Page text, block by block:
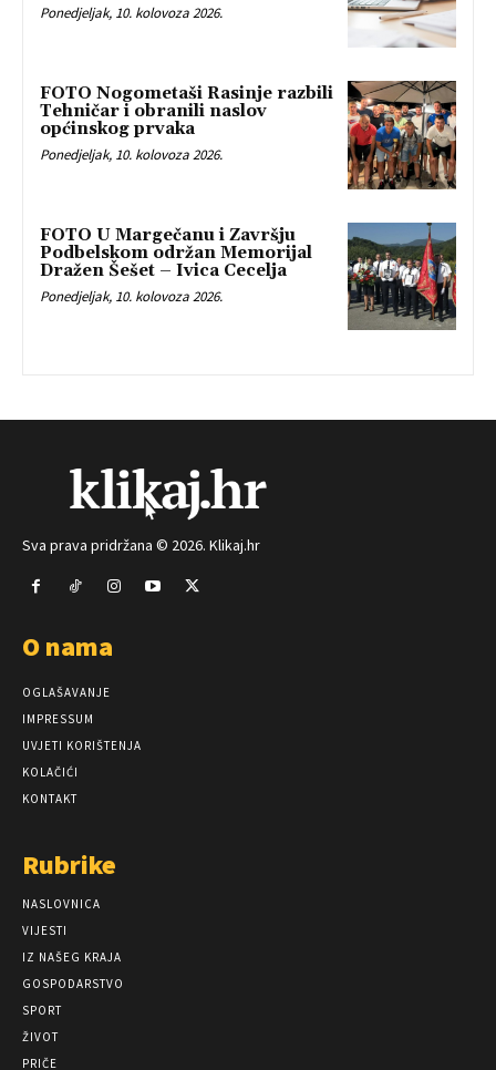
Ponedjeljak, 10. kolovoza 2026.
FOTO Nogometaši Rasinje razbili
Tehničar i obranili naslov
općinskog prvaka
Ponedjeljak, 10. kolovoza 2026.
FOTO U Margečanu i Završju
Podbelskom održan Memorijal
Dražen Šešet – Ivica Cecelja
Ponedjeljak, 10. kolovoza 2026.
Sva prava pridržana © 2026. Klikaj.hr
O nama
OGLAŠAVANJE
IMPRESSUM
UVJETI KORIŠTENJA
KOLAČIĆI
KONTAKT
Rubrike
NASLOVNICA
VIJESTI
IZ NAŠEG KRAJA
GOSPODARSTVO
SPORT
ŽIVOT
PRIČE